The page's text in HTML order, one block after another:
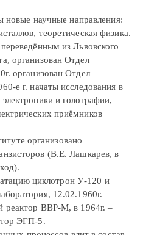
новые научные направления:
теоретическая физика.
из Львовского
организован Отдел
организован Отдел
е г. начаты исследования в
и голографии,
приёмников
организовано
(В.Е. Лашкарев, в
циклотрон У-120 и
12.02.1960г. –
реактор ВВР-М, в 1964г. –
ЭГП-5.